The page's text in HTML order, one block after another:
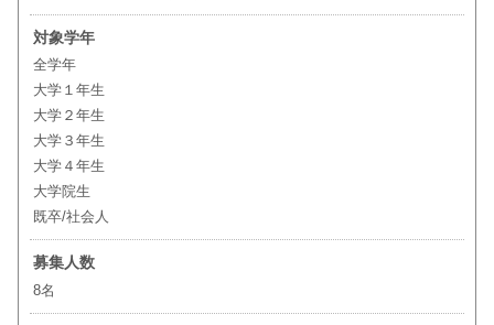
対象学年
全学年
大学１年生
大学２年生
大学３年生
大学４年生
大学院生
既卒/社会人
募集人数
8名